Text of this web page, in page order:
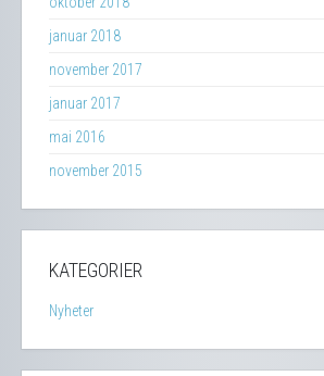
januar 2018
november 2017
januar 2017
mai 2016
november 2015
KATEGORIER
Nyheter